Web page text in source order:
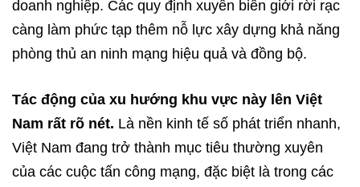
doanh nghiệp. Các quy định xuyên biên giới rời rạc
càng làm phức tạp thêm nỗ lực xây dựng khả năng
phòng thủ an ninh mạng hiệu quả và đồng bộ.
Tác động của xu hướng khu vực này lên Việt
Nam rất rõ nét. Là nền kinh tế số phát triển nhanh,
Việt Nam đang trở thành mục tiêu thường xuyên
của các cuộc tấn công mạng, đặc biệt là trong các